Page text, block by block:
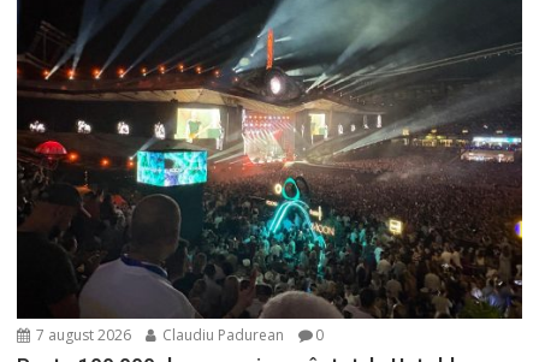
7 august 2026 Claudiu Padurean 0